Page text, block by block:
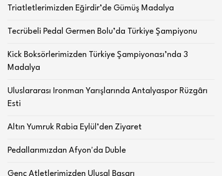
Triatletlerimizden Eğirdir’de Gümüş Madalya
Tecrübeli Pedal Germen Bolu’da Türkiye Şampiyonu
Kick Boksörlerimizden Türkiye Şampiyonası’nda 3
Madalya
Uluslararası Ironman Yarışlarında Antalyaspor Rüzgârı
Esti
Altın Yumruk Rabia Eylül’den Ziyaret
Pedallarımızdan Afyon'da Duble
Genç Atletlerimizden Ulusal Başarı